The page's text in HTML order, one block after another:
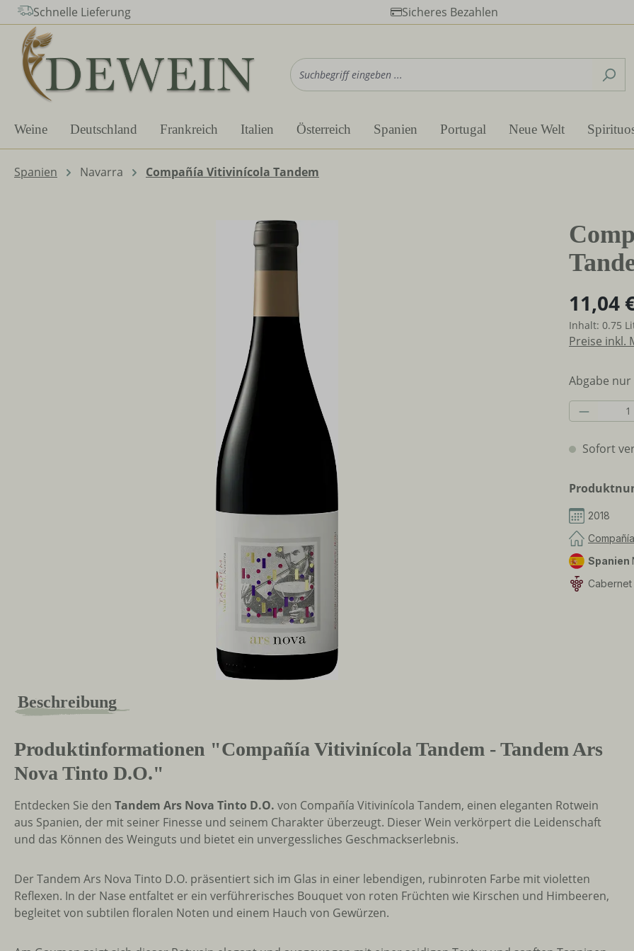
Hauptinhalt springen
Zur Suche springen
Zur Hauptnavigation springen
Schnelle Lieferung Sicheres Bezahlen
Weine Deutschland Frankreich Italien Österreich Spanien Portugal Neue Welt
Spanien Navarra Compañía Vitivinícola Tandem
11,04
Inhalt: 0.75
Preise inkl.
Abgabe nur
Sofort
2018
Spanien
Beschreibung
Produktinformationen "Compañía Vitivinícola Tandem - Tandem Ars
Nova Tinto D.O."
Entdecken Sie den Tandem Ars Nova Tinto D.O. von Compañía Vitivinícola Tandem, einen eleganten Rotwein
aus Spanien, der mit seiner Finesse und seinem Charakter überzeugt. Dieser Wein verkörpert die Leidenschaft
und das Können des Weinguts und bietet ein unvergessliches Geschmackserlebnis.
Der Tandem Ars Nova Tinto D.O. präsentiert sich im Glas in einer lebendigen, rubinroten Farbe mit violetten
Reflexen. In der Nase entfaltet er ein verführerisches Bouquet von roten Früchten wie Kirschen und Himbeeren,
begleitet von subtilen floralen Noten und einem Hauch von Gewürzen.